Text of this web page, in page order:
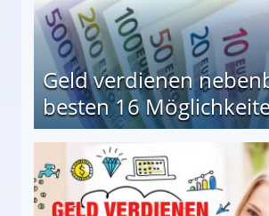
Geld verdienen
besten 16